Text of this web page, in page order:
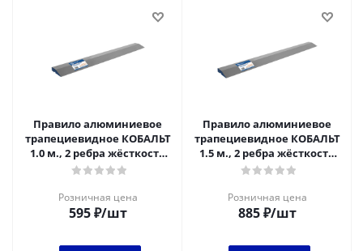
Правило алюминиевое
трапециевидное КОБАЛЬТ
1.0 м., 2 ребра жёсткости
(911-993)
Розничная цена
595₽/шт
Правило алюминиевое
трапециевидное КОБАЛЬТ
1.5 м., 2 ребра жёсткости
(912-006)
Розничная цена
885₽/шт